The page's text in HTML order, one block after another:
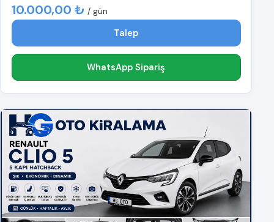
10.000,00 ₺ / gün
Talep
WhatsApp Sipariş